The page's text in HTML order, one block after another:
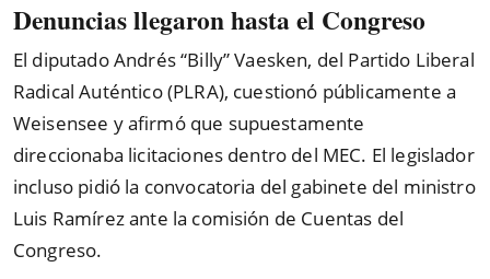
Denuncias llegaron hasta el Congreso
El diputado Andrés “Billy” Vaesken, del Partido Liberal
Radical Auténtico (PLRA), cuestionó públicamente a
Weisensee y afirmó que supuestamente
direccionaba licitaciones dentro del MEC. El legislador
incluso pidió la convocatoria del gabinete del ministro
Luis Ramírez ante la comisión de Cuentas del
Congreso.